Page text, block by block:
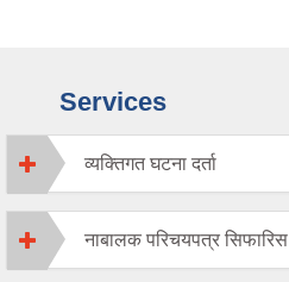
Services
व्यक्तिगत घटना दर्ता
नाबालक परिचयपत्र सिफारिस